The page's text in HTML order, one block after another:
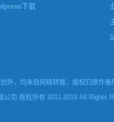
下载
外，均来自网络转载，版权归原作
司 版权所有 2011-2019 All Rights